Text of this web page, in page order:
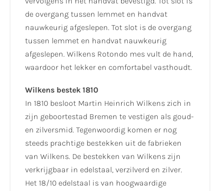
de overgang tussen lemmet en handvat
nauwkeurig afgeslepen. Tot slot is de overgang
tussen lemmet en handvat nauwkeurig
afgeslepen. Wilkens Rotondo mes vult de hand,
waardoor het lekker en comfortabel vasthoudt.
Wilkens bestek 1810
In 1810 besloot Martin Heinrich Wilkens zich in
zijn geboortestad Bremen te vestigen als goud-
en zilversmid. Tegenwoordig komen er nog
steeds prachtige bestekken uit de fabrieken
van Wilkens. De bestekken van Wilkens zijn
verkrijgbaar in edelstaal, verzilverd en zilver.
Het 18/10 edelstaal is van hoogwaardige